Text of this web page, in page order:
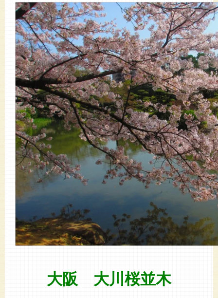
大阪 大川桜並木